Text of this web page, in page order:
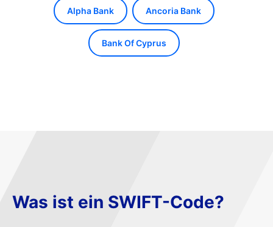
Alpha Bank Ancoria Bank
Bank Of Cyprus
Was ist ein SWIFT-Code?